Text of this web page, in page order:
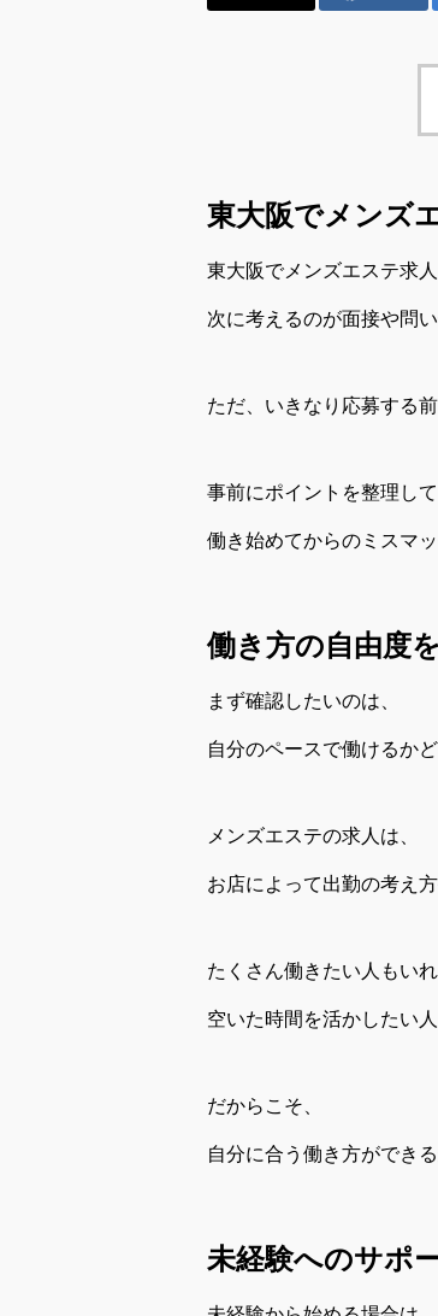
東大阪でメンズ
東大阪でメンズエステ求
次に考えるのが面接や問い
ただ、いきなり応募する
事前にポイントを整理して
働き始めてからのミスマ
働き方の自由度
まず確認したいのは、
自分のペースで働けるかど
メンズエステの求人は、
お店によって出勤の考え
たくさん働きたい人もいれ
空いた時間を活かしたい人
だからこそ、
自分に合う働き方ができ
未経験へのサポ